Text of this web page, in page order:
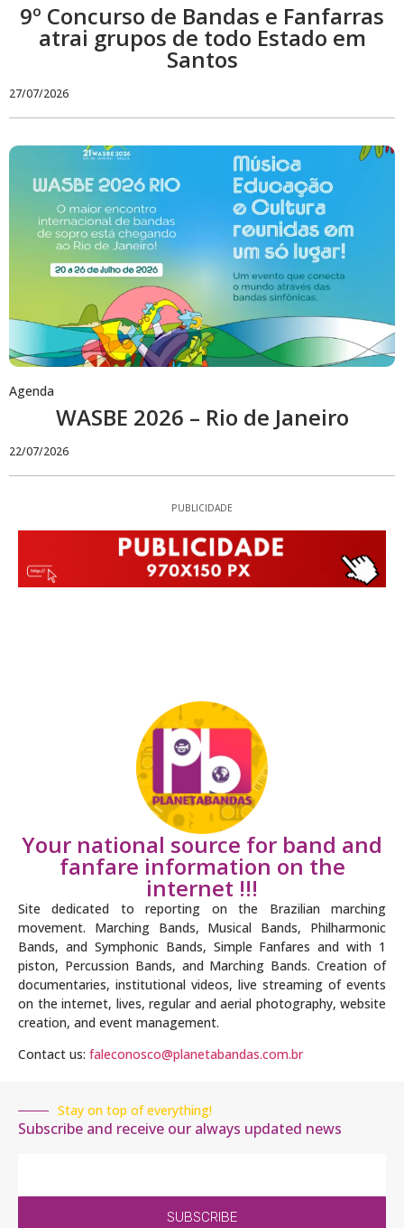
9º Concurso de Bandas e Fanfarras
atrai grupos de todo Estado em
Santos
27/07/2026
Agenda
WASBE 2026 – Rio de Janeiro
22/07/2026
PUBLICIDADE
Your national source for band and
fanfare information on the
internet !!!
Site dedicated to reporting on the Brazilian marching
movement. Marching Bands, Musical Bands, Philharmonic
Bands, and Symphonic Bands, Simple Fanfares and with 1
piston, Percussion Bands, and Marching Bands. Creation of
documentaries, institutional videos, live streaming of events
on the internet, lives, regular and aerial photography, website
creation, and event management.
Contact us: faleconosco@planetabandas.com.br
Stay on top of everything!
Subscribe and receive our always updated news
SUBSCRIBE